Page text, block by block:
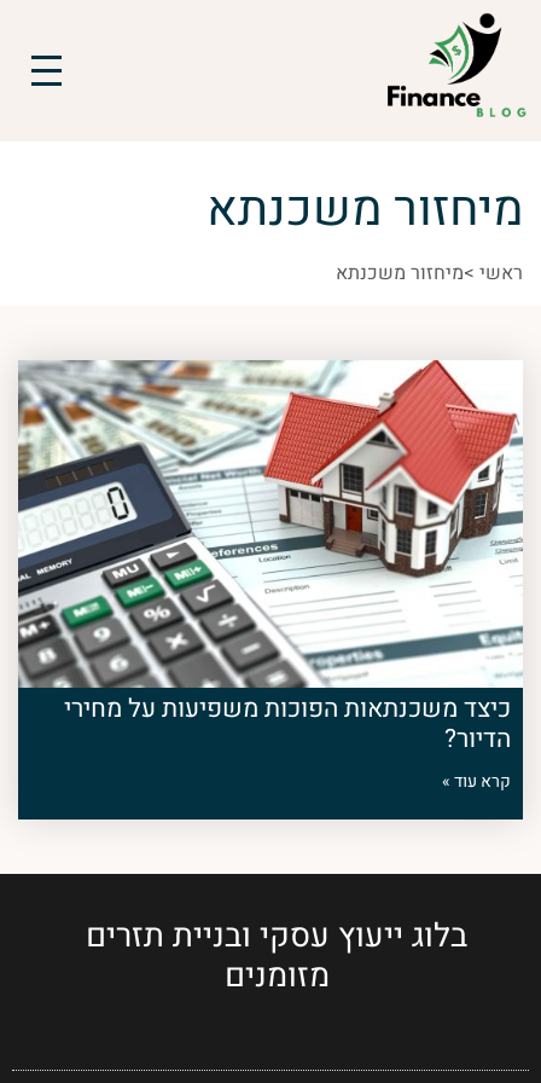
מיחזור משכנתא
ראשי >מיחזור משכנתא
כיצד משכנתאות הפוכות משפיעות על מחירי
הדיור?
קרא עוד »
בלוג ייעוץ עסקי ובניית תזרים
מזומנים